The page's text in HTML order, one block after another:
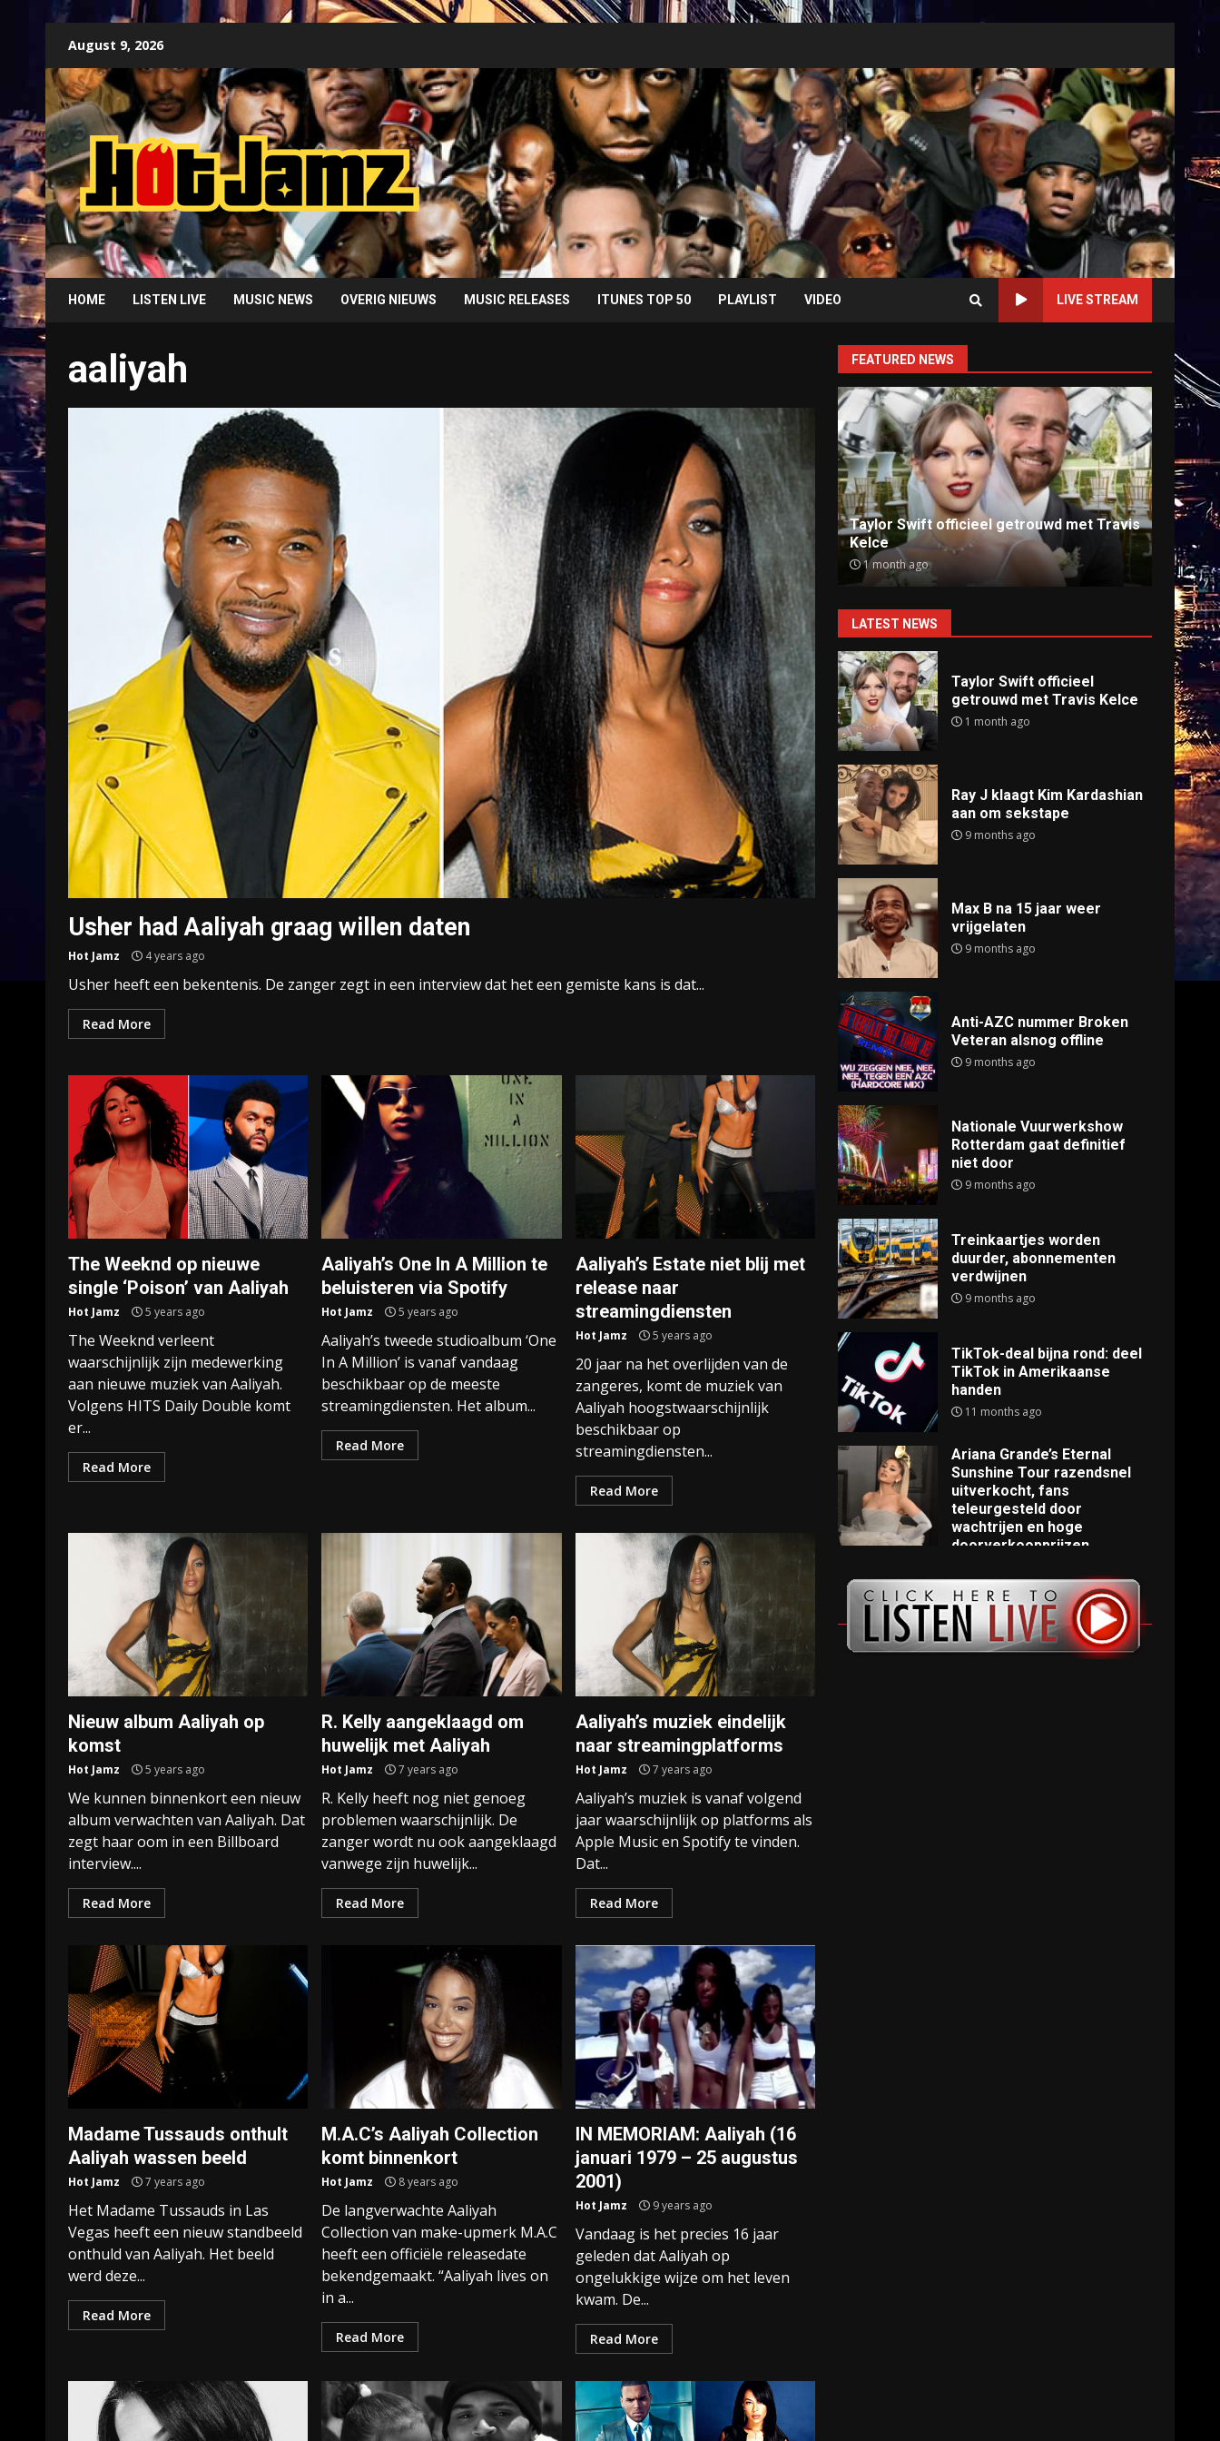
content
August 9, 2026
HOME LISTEN LIVE MUSIC NEWS OVERIG NIEUWS MUSIC RELEASES ITUNES TOP 50 PLAYLIST VIDEO LIVE STREAM
aaliyah
Usher had Aaliyah graag willen daten
Hot Jamz 4 years ago
Usher heeft een bekentenis. De zanger zegt in een interview dat het een gemiste kans is dat...
Read More
The Weeknd op nieuwe
single ‘Poison’ van Aaliyah
Hot Jamz 5 years ago
The Weeknd verleent
waarschijnlijk zijn medewerking
aan nieuwe muziek van Aaliyah.
Volgens HITS Daily Double komt
er...
Read More
Aaliyah’s One In A Million te
beluisteren via Spotify
Hot Jamz 5 years ago
Aaliyah’s tweede studioalbum ‘One
In A Million’ is vanaf vandaag
beschikbaar op de meeste
streamingdiensten. Het album...
Read More
Aaliyah’s Estate niet blij met
release naar
streamingdiensten
Hot Jamz 5 years ago
20 jaar na het overlijden van de
zangeres, komt de muziek van
Aaliyah hoogstwaarschijnlijk
beschikbaar op
streamingdiensten...
Read More
Nieuw album Aaliyah op
komst
Hot Jamz 5 years ago
We kunnen binnenkort een nieuw
album verwachten van Aaliyah. Dat
zegt haar oom in een Billboard
interview....
Read More
R. Kelly aangeklaagd om
huwelijk met Aaliyah
Hot Jamz 7 years ago
R. Kelly heeft nog niet genoeg
problemen waarschijnlijk. De
zanger wordt nu ook aangeklaagd
vanwege zijn huwelijk...
Read More
Aaliyah’s muziek eindelijk
naar streamingplatforms
Hot Jamz 7 years ago
Aaliyah’s muziek is vanaf volgend
jaar waarschijnlijk op platforms als
Apple Music en Spotify te vinden.
Dat...
Read More
Madame Tussauds onthult
Aaliyah wassen beeld
Hot Jamz 7 years ago
Het Madame Tussauds in Las
Vegas heeft een nieuw standbeeld
onthuld van Aaliyah. Het beeld
werd deze...
Read More
M.A.C’s Aaliyah Collection
komt binnenkort
Hot Jamz 8 years ago
De langverwachte Aaliyah
Collection van make-upmerk M.A.C
heeft een officiële releasedate
bekendgemaakt. “Aaliyah lives on
in a...
Read More
IN MEMORIAM: Aaliyah (16
januari 1979 – 25 augustus
2001)
Hot Jamz 9 years ago
Vandaag is het precies 16 jaar
geleden dat Aaliyah op
ongelukkige wijze om het leven
kwam. De...
Read More
FEATURED NEWS
Treinkaartjes worden duurder,
abonnementen verdwijnen
9 months ago
Taylor Swift officieel getrouwd met Travis
Kelce
1 month ago
Ray J klaagt Kim Kardashian aan om
sekstape
9 months ago
Anti-
9
LATEST NEWS
Taylor Swift officieel
getrouwd met Travis Kelce
1 month ago
Ray J klaagt Kim Kardashian
aan om sekstape
9 months ago
Max B na 15 jaar weer
vrijgelaten
9 months ago
Anti-AZC nummer Broken
Veteran alsnog offline
9 months ago
Nationale Vuurwerkshow
Rotterdam gaat definitief
niet door
9 months ago
Treinkaartjes worden
duurder, abonnementen
verdwijnen
9 months ago
TikTok-deal bijna rond: deel
TikTok in Amerikaanse
handen
11 months ago
Ariana Grande’s Eternal
Sunshine Tour razendsnel
uitverkocht, fans
teleurgesteld door
wachtrijen en hoge
doorverkoopprijzen